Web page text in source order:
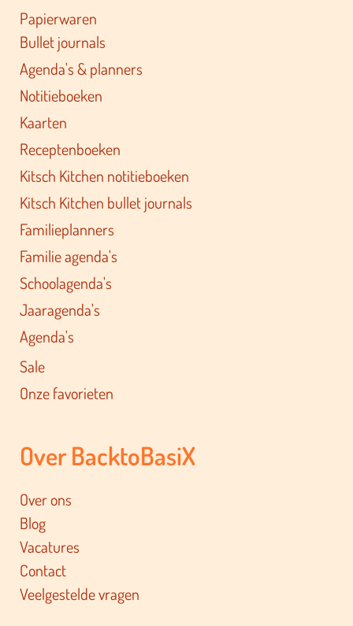
Papierwaren
Bullet journals
Agenda's & planners
Notitieboeken
Kaarten
Receptenboeken
Kitsch Kitchen notitieboeken
Kitsch Kitchen bullet journals
Familieplanners
Familie agenda's
Schoolagenda's
Jaaragenda's
Agenda's
Sale
Onze favorieten
Over BacktoBasiX
Over ons
Blog
Vacatures
Contact
Veelgestelde vragen